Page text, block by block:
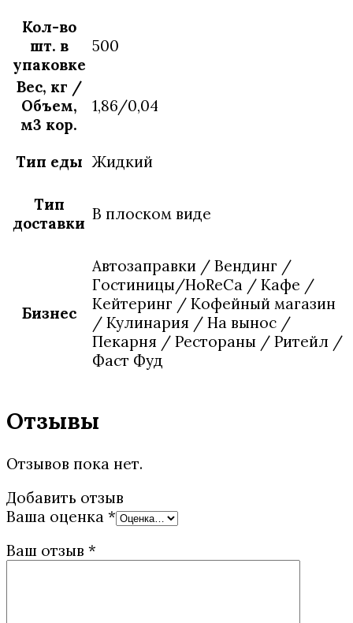
Кол-во
шт. в
упаковке
500
Вес, кг /
Объем,
м3 кор.
1,86/0,04
Тип еды Жидкий
Тип
доставки В плоском виде
Бизнес
Автозаправки / Вендинг /
Гостиницы/HoReCa / Кафе /
Кейтеринг / Кофейный магазин
/ Кулинария / На вынос /
Пекарня / Рестораны / Ритейл /
Фаст Фуд
Отзывы
Отзывов пока нет.
Добавить отзыв
Ваша оценка *
Ваш отзыв *